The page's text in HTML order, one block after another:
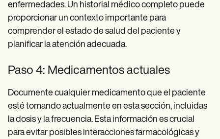
enfermedades. Un historial médico completo puede
proporcionar un contexto importante para
comprender el estado de salud del paciente y
planificar la atención adecuada.
Paso 4: Medicamentos actuales
Documente cualquier medicamento que el paciente
esté tomando actualmente en esta sección, incluidas
la dosis y la frecuencia. Esta información es crucial
para evitar posibles interacciones farmacológicas y